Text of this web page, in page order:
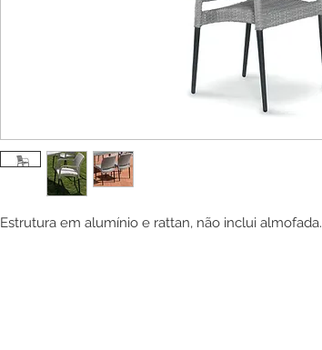
Estrutura em alumínio e rattan, não inclui almofada.